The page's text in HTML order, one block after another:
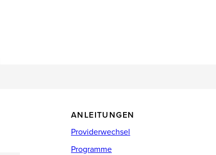
ANLEITUNGEN
Providerwechsel
Programme